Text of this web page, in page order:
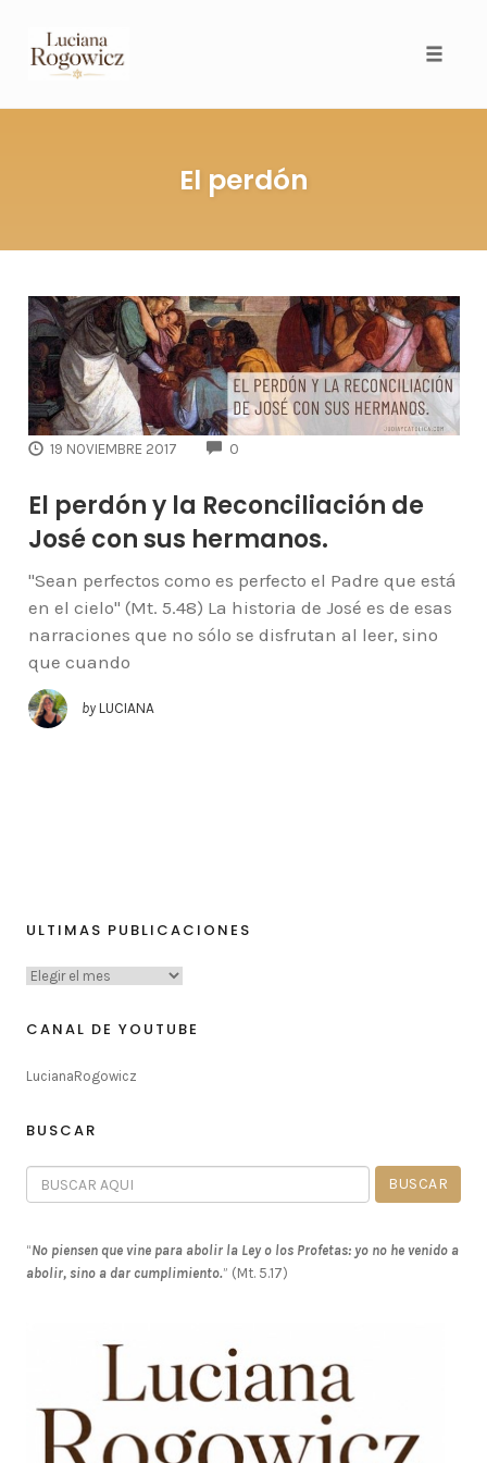
El perdón
19 NOVIEMBRE 2017 0
El perdón y la Reconciliación de
José con sus hermanos.
"Sean perfectos como es perfecto el Padre que está
en el cielo" (Mt. 5.48) La historia de José es de esas
narraciones que no sólo se disfrutan al leer, sino
que cuando
by LUCIANA
ULTIMAS PUBLICACIONES
CANAL DE YOUTUBE
LucianaRogowicz
BUSCAR
“No piensen que vine para abolir la Ley o los Profetas: yo no he venido a
abolir, sino a dar cumplimiento.” (Mt. 5.17)